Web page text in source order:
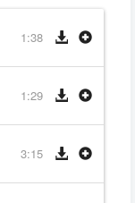
1:38
1:29
3:15